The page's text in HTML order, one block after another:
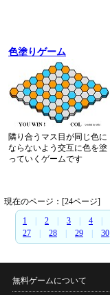
色塗りゲーム
隣り合うマス目が同じ色に
ならないよう交互に色を塗
っていくゲームです
現在のページ：[24ページ]
1
2 3 4
27
28 29 30
無料ゲームについて